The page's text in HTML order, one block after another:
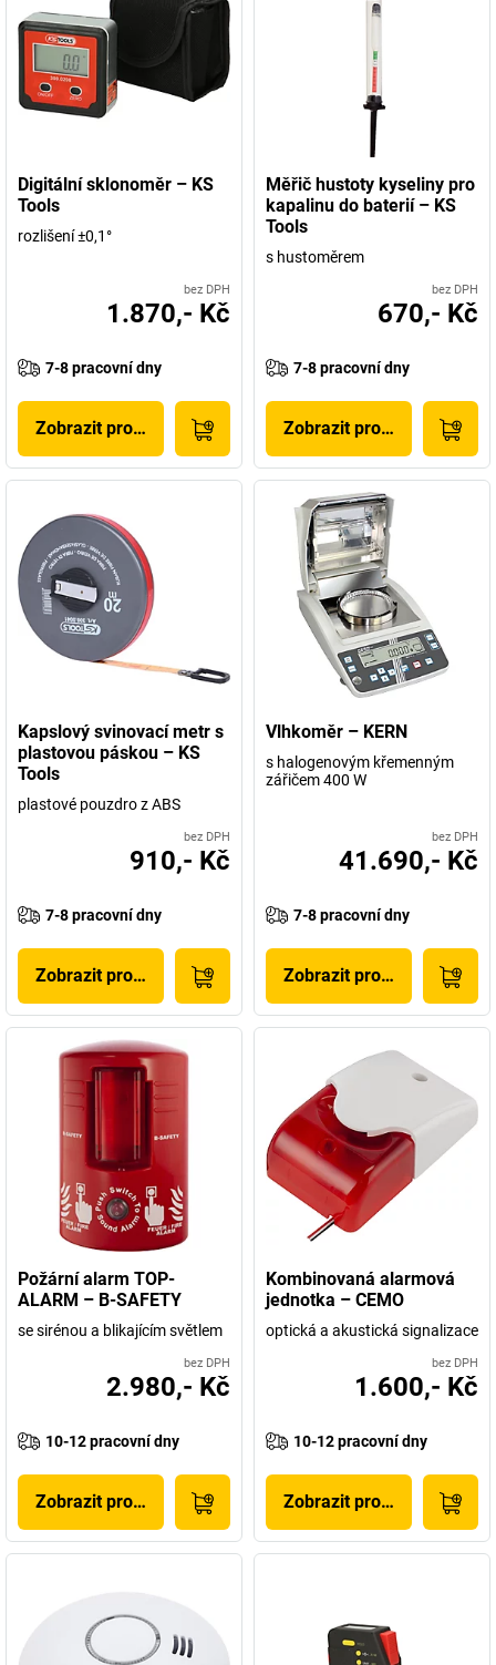
Digitální sklonoměr – KS
Tools
rozlišení ±0,1°
bez DPH
1.870,- Kč
7-8 pracovní dny
Zobrazit produkt
Měřič hustoty kyseliny pro
kapalinu do baterií – KS
Tools
s hustoměrem
bez DPH
670,- Kč
7-8 pracovní dny
Zobrazit produkt
Kapslový svinovací metr s
plastovou páskou – KS
Tools
plastové pouzdro z ABS
bez DPH
910,- Kč
7-8 pracovní dny
Zobrazit produkt
Vlhkoměr – KERN
s halogenovým křemenným
zářičem 400 W
bez DPH
41.690,- Kč
7-8 pracovní dny
Zobrazit produkt
Požární alarm TOP-
ALARM – B-SAFETY
se sirénou a blikajícím světlem
bez DPH
2.980,- Kč
10-12 pracovní dny
Zobrazit produkt
Kombinovaná alarmová
jednotka – CEMO
optická a akustická signalizace
bez DPH
1.600,- Kč
10-12 pracovní dny
Zobrazit produkt